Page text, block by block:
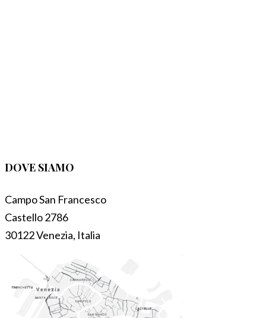
DOVE SIAMO
Campo San Francesco
Castello 2786
30122 Venezia, Italia